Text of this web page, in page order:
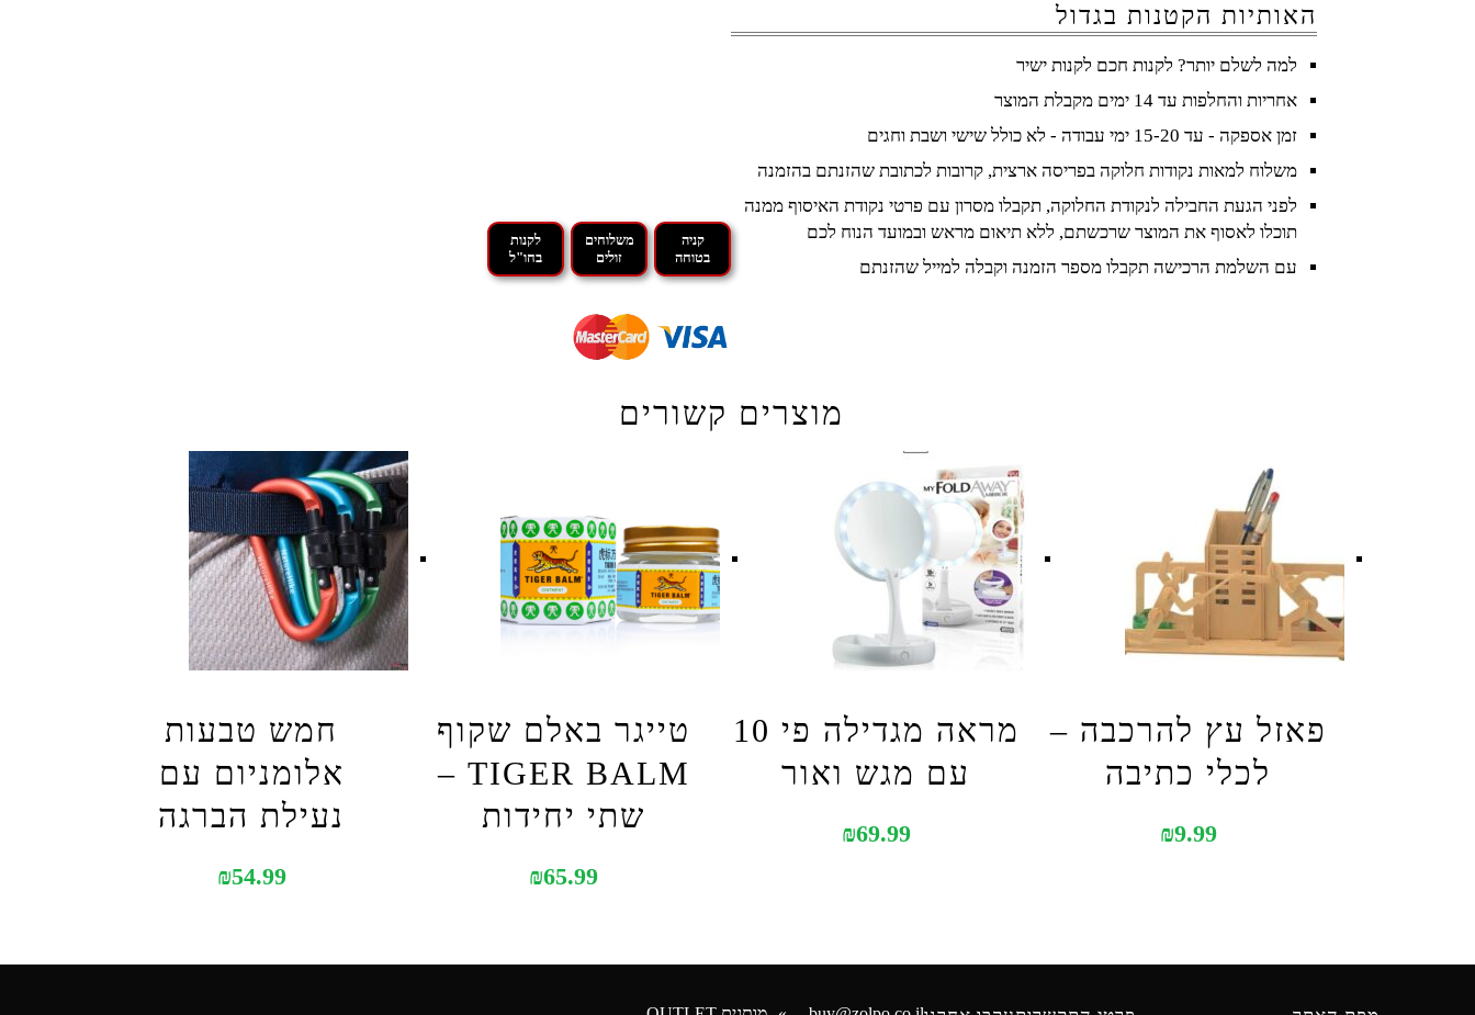
האותיות הקטנות בגדול
למה לשלם יותר? לקנות חכם לקנות ישיר
אחריות והחלפות עד 14 ימים מקבלת המוצר
זמן אספקה - עד 15-20 ימי עבודה - לא כולל שישי ושבת וחגים
משלוח למאות נקודות חלוקה בפריסה ארצית, קרובות לכתובת שהזנתם בהזמנה
לפני הגעת החבילה לנקודת החלוקה, תקבלו מסרון עם פרטי נקודת האיסוף ממנה
תוכלו לאסוף את המוצר שרכשתם, ללא תיאום מראש ובמועד הנוח לכם
עם השלמת הרכישה תקבלו מספר הזמנה וקבלה למייל שהזנתם
קניה
בטוחה
משלוחים
זולים
לקנות
בחו"ל
מוצרים קשורים
פאזל עץ להרכבה –
לכלי כתיבה
₪9.99
מראה מגדילה פי 10
עם מגש ואור
₪69.99
טייגר באלם שקוף
TIGER BALM –
שתי יחידות
₪65.99
חמש טבעות
אלומניום עם
נעילת הברגה
₪54.99